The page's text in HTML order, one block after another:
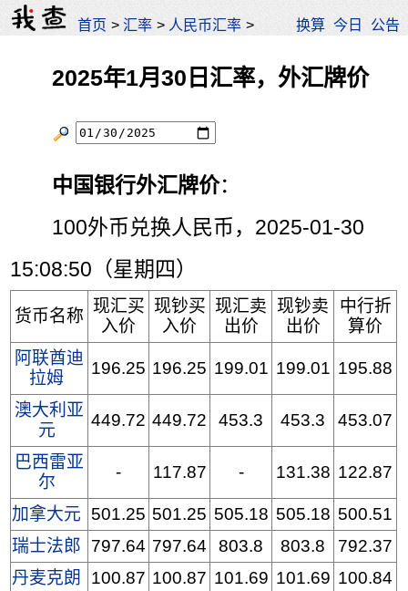
首页 >汇率 > 人民币汇率 > 换算 今日 公告
2025年1月30日汇率，外汇牌价
中国银行外汇牌价：
100外币兑换人民币，2025-01-30
15:08:50（星期四）
货币名称
现汇买
入价
现钞买
入价
现汇卖
出价
现钞卖
出价
中行折
算价
阿联酋迪
拉姆
196.25 196.25 199.01 199.01 195.88
澳大利亚
元
449.72 449.72 453.3 453.3 453.07
巴西雷亚
尔
- 117.87 - 131.38 122.87
加拿大元 501.25 501.25 505.18 505.18 500.51
瑞士法郎
797.64 797.64 803.8 803.8
792.37
丹麦克朗
100.87 100.87 101.69 101.69 100.84